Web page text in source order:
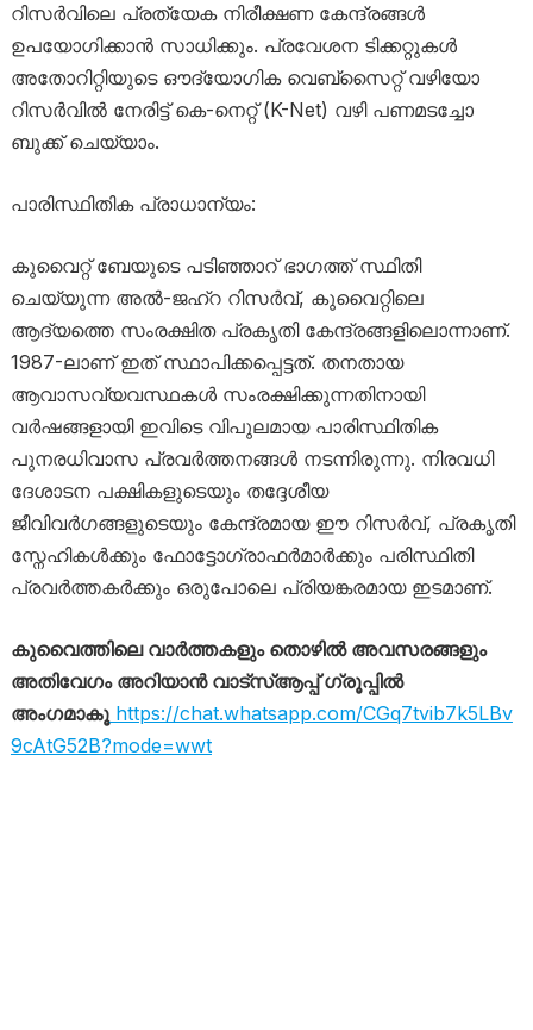
റിസർവിലെ പ്രത്യേക നിരീക്ഷണ കേന്ദ്രങ്ങൾ
ഉപയോഗിക്കാൻ സാധിക്കും. പ്രവേശന ടിക്കറ്റുകൾ
അതോറിറ്റിയുടെ ഔദ്യോഗിക വെബ്സൈറ്റ് വഴിയോ
റിസർവിൽ നേരിട്ട് കെ-നെറ്റ് (K-Net) വഴി പണമടച്ചോ
ബുക്ക് ചെയ്യാം.
പാരിസ്ഥിതിക പ്രാധാന്യം:
കുവൈറ്റ് ബേയുടെ പടിഞ്ഞാറ് ഭാഗത്ത് സ്ഥിതി
ചെയ്യുന്ന അൽ-ജഹ്‌റ റിസർവ്, കുവൈറ്റിലെ
ആദ്യത്തെ സംരക്ഷിത പ്രകൃതി കേന്ദ്രങ്ങളിലൊന്നാണ്.
1987-ലാണ് ഇത് സ്ഥാപിക്കപ്പെട്ടത്. തനതായ
ആവാസവ്യവസ്ഥകൾ സംരക്ഷിക്കുന്നതിനായി
വർഷങ്ങളായി ഇവിടെ വിപുലമായ പാരിസ്ഥിതിക
പുനരധിവാസ പ്രവർത്തനങ്ങൾ നടന്നിരുന്നു. നിരവധി
ദേശാടന പക്ഷികളുടെയും തദ്ദേശീയ
ജീവിവർഗങ്ങളുടെയും കേന്ദ്രമായ ഈ റിസർവ്, പ്രകൃതി
സ്നേഹികൾക്കും ഫോട്ടോഗ്രാഫർമാർക്കും പരിസ്ഥിതി
പ്രവർത്തകർക്കും ഒരുപോലെ പ്രിയങ്കരമായ ഇടമാണ്.
കുവൈത്തിലെ വാർത്തകളും തൊഴിൽ അവസരങ്ങളും
അതിവേഗം അറിയാൻ വാട്സ്ആപ്പ് ഗ്രൂപ്പിൽ
അംഗമാകൂhttps://chat.whatsapp.com/CGq7tvib7k5LBv
9cAtG52B?mode=wwt